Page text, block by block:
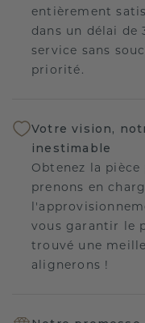
entièrement
dans un délai de
service sans
priorité.
Votre vision,
inestimable
Obtenez la
prenons en
vous garantir le
trouvé une
alignerons !